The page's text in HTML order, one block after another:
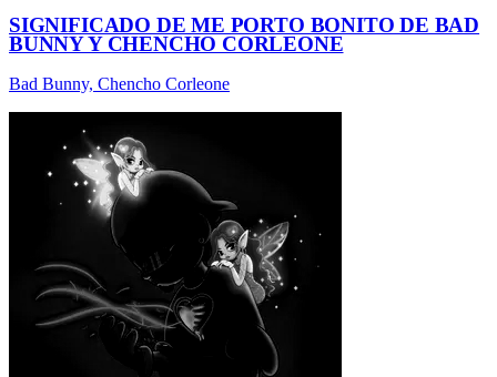
SIGNIFICADO DE ME PORTO BONITO DE BAD
BUNNY Y CHENCHO CORLEONE
Bad Bunny, Chencho Corleone